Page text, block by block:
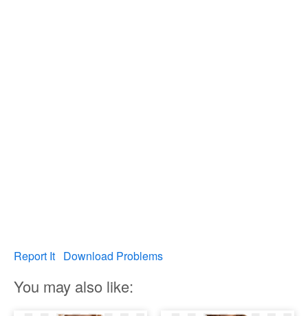
Report It Download Problems
You may also like: